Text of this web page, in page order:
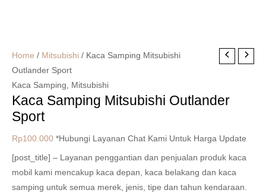
Home / Mitsubishi / Kaca Samping Mitsubishi
Outlander Sport
Kaca Samping, Mitsubishi
Kaca Samping Mitsubishi Outlander
Sport
Rp100.000 *Hubungi Layanan Chat Kami Untuk Harga Update
[post_title] – Layanan penggantian dan penjualan produk kaca
mobil kami mencakup kaca depan, kaca belakang dan kaca
samping untuk semua merek, jenis, tipe dan tahun kendaraan.